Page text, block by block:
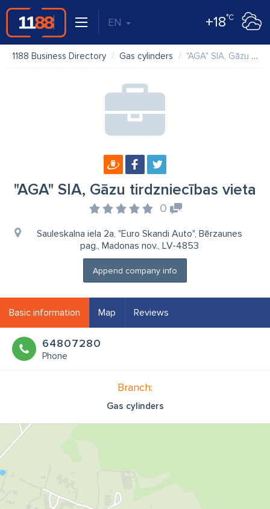
EN +18°C
1188 Business Directory Gas cylinders "AGA" SIA, Gāzu tirdzniecības vieta
"AGA" SIA, Gāzu tirdzniecības vieta
0
Sauleskalna iela 2a, "Euro Skandi Auto", Bērzaunes
pag., Madonas nov., LV-4853
Append company info
Basic information Map Reviews
64807280
Phone
Branch:
Gas cylinders